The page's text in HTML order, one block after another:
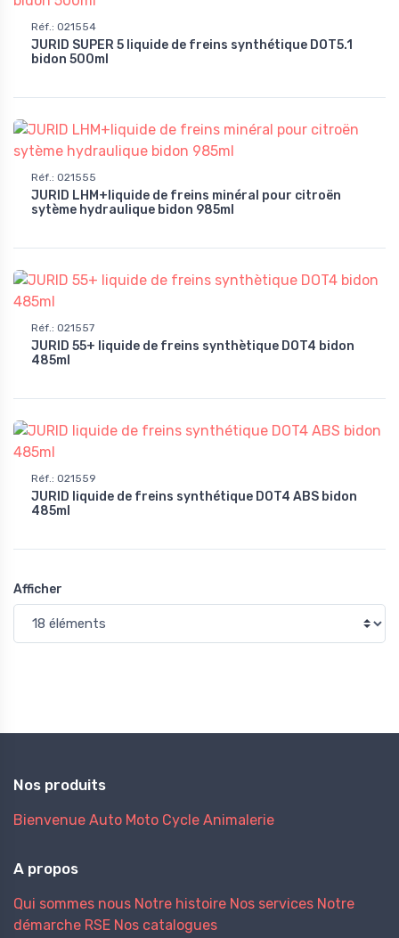
Réf. : 021554
JURID SUPER 5 liquide de freins synthétique DOT5.1
bidon 500ml
Réf. : 021555
JURID LHM+liquide de freins minéral pour citroën
sytème hydraulique bidon 985ml
Réf. : 021557
JURID 55+ liquide de freins synthètique DOT4 bidon
485ml
Réf. : 021559
JURID liquide de freins synthétique DOT4 ABS bidon
485ml
Afficher
Nos produits
Bienvenue Auto Moto Cycle Animalerie
A propos
Qui sommes nous Notre histoire Nos services Notre
démarche RSE Nos catalogues